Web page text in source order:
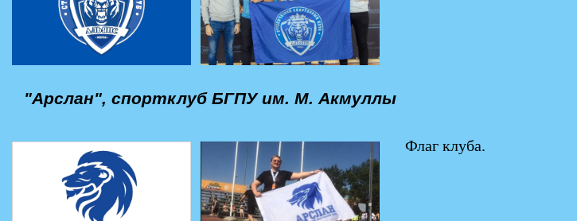
"Арслан", спортклуб БГПУ им. М. Акмуллы
Флаг клуба.